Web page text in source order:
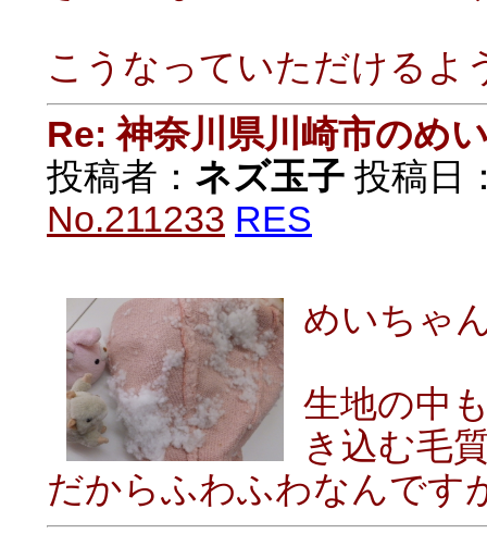
こうなっていただけるよ
Re: 神奈川県川崎市のめ
投稿者： ネズ玉子 投稿日
No.211233 RES
めいちゃ
生地の中
き込む毛
だからふわふわなんです